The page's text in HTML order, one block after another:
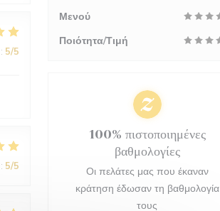
: 5/5
: 5/5
Μενού
Ποιότητα/Τιμή
100% πιστοποιημένες
βαθμολογίες
Οι πελάτες μας που έκαναν
κράτηση έδωσαν τη βαθμολογία
τους